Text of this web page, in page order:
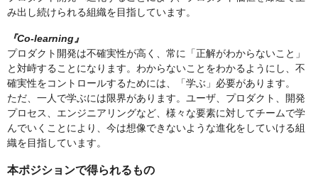
み出し続けられる組織を目指しています。
『Co-learning』
プロダクト開発は不確実性が高く、常に「正解がわからないこと」
と対峙することになります。わからないことをわかるようにし、不
確実性をコントロールするためには、「学ぶ」必要があります。
ただ、一人で学ぶには限界があります。ユーザ、プロダクト、開発
プロセス、エンジニアリングなど、様々な要素に対してチームで学
んでいくことにより、今は想像できないような進化をしていける組
織を目指しています。
本ポジションで得られるもの